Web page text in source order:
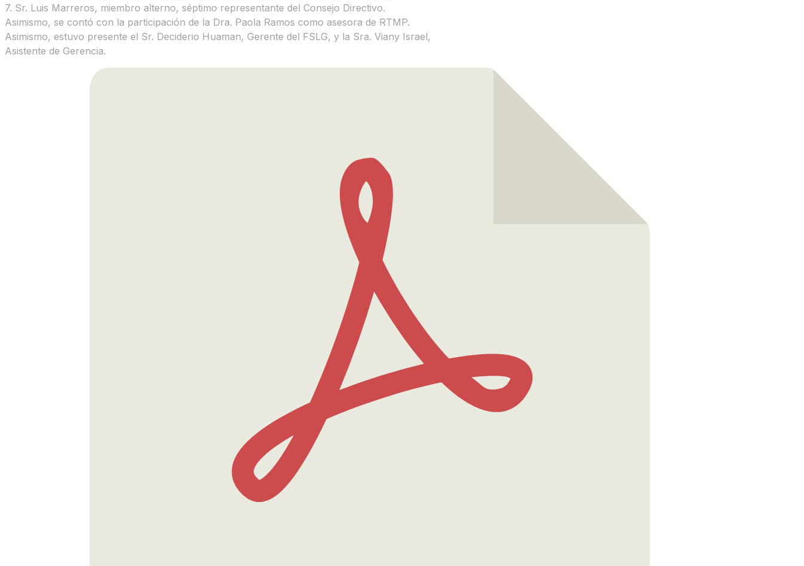
7. Sr. Luis Marreros, miembro alterno, séptimo representante del Consejo Directivo.
Asimismo, se contó con la participación de la Dra. Paola Ramos como asesora de RTMP.
Asimismo, estuvo presente el Sr. Deciderio Huaman, Gerente del FSLG, y la Sra. Viany Israel,
Asistente de Gerencia.